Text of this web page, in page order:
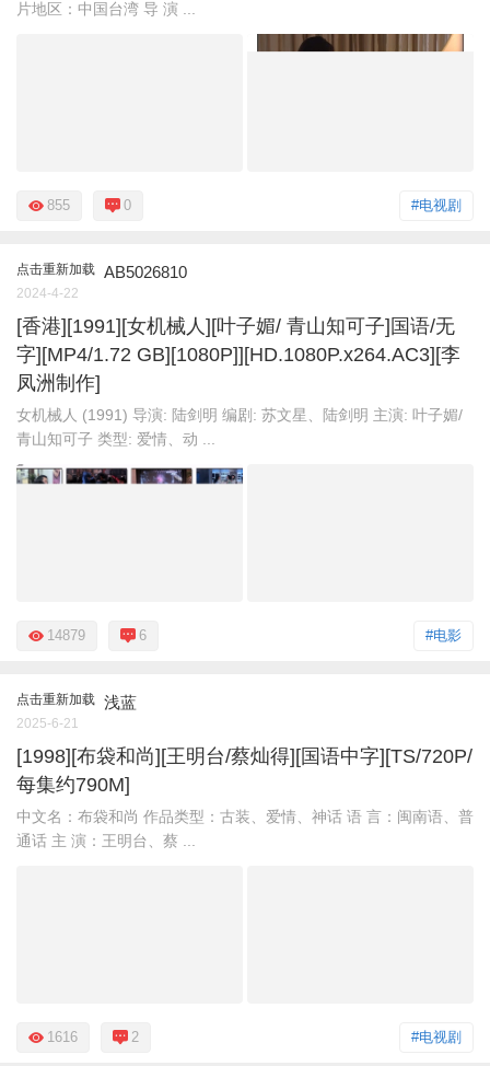
片地区：中国台湾 导 演 ...
#电视剧
855 0
点击重新加载 AB5026810
2024-4-22
[香港][1991][女机械人][叶子媚/ 青山知可子]国语/无
字][MP4/1.72 GB][1080P]][HD.1080P.x264.AC3][李
凤洲制作]
女机械人 (1991) 导演: 陆剑明 编剧: 苏文星、陆剑明 主演: 叶子媚/
青山知可子 类型: 爱情、动 ...
#电影
14879 6
点击重新加载 浅蓝
2025-6-21
[1998][布袋和尚][王明台/蔡灿得][国语中字][TS/720P/
每集约790M]
中文名：布袋和尚 作品类型：古装、爱情、神话 语 言：闽南语、普
通话 主 演：王明台、蔡 ...
#电视剧
1616 2